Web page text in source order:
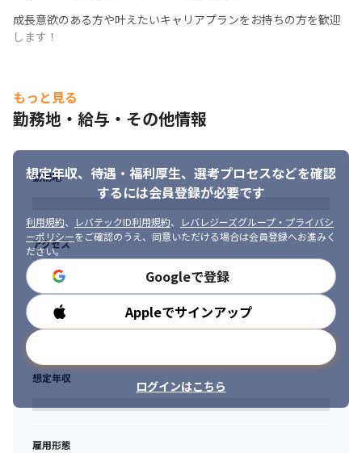
・最先端技術に触れられる外部プロジェクト
キャリアの選択肢が今まで以上に広がります！
クラウドワークスグループジョインのメリット
2025年10月、クラウドワークス コンサルティングは
クラウドワークスコンサルティングへの変更に伴い、
エンジニアの働き方・給与/評価制度・福利厚生などの待遇部分で
のアップデートが完了いたしました。
また今後は働く条件面だけでなく、以下のようなプロジェクトを
拡大していきます。
・クラウドワークス本体のDX推進プロジェクト
・グループ内の自社サービス開発・改善
・専門エンジニアとしてのコアメンバー参加
"会社の成長とともに、自分自身も成長したい" という方にとって
は、
成長意欲のある方や叶えたいキャリアプランをお持ちの方を歓迎
します！
もっと見る
勤務地・給与・その他情報
想定年収、待遇・福利厚生、 選考プロセスなどを確認
するには会員登録が必要です
利用規約、 レバテックID利用規約、
レバレジーズグループ・プライバシ
ーポリシーをご確認のうえ、同意いただける場合は会員登録へお進みく
ださい。
Googleで登録
Appleでサインアップ
ログインはこちら
勤務地
アクセス
勤務時間
想定年収
雇用形態